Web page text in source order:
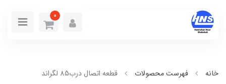
0
خانه فهرست محصولات قطعه اتصال درب85 لگراند